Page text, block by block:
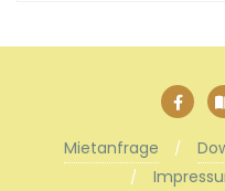
Mietanfrage